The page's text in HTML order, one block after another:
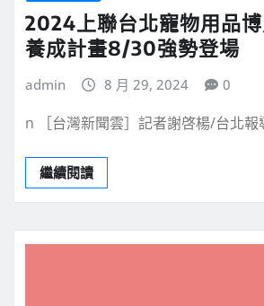
2024上聯台北寵物用品
養成計畫8/30強勢登場
admin 8 月 29, 2024 0
n ［台灣新聞雲］記者謝啓楊/台北報
繼續閱讀